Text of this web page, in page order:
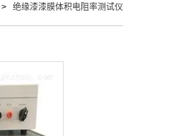
> 绝缘漆漆膜体积电阻率测试仪